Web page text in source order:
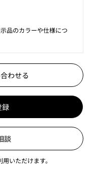
品のカラーや仕様につ
わせる
録
談
いただけます。